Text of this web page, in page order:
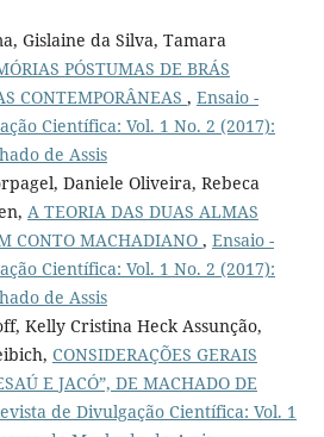
Gislaine da Silva, Tamara
PÓSTUMAS DE BRÁS
CONTEMPORÂNEAS , Ensaio -
Científica: Vol. 1 No. 2 (2017):
de Assis
Daniele Oliveira, Rebeca
A TEORIA DAS DUAS ALMAS
CONTO MACHADIANO , Ensaio -
Científica: Vol. 1 No. 2 (2017):
de Assis
Kelly Cristina Heck Assunção,
CONSIDERAÇÕES GERAIS
E JACÓ”, DE MACHADO DE
de Divulgação Científica: Vol. 1